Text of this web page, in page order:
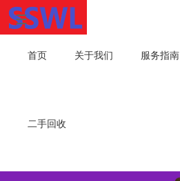
首页 关于我们 服务指南
二手回收